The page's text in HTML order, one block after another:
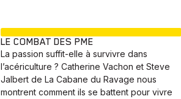
LE COMBAT DES PME
La passion suffit-elle à survivre dans
l’acériculture ? Catherine Vachon et Steve
Jalbert de La Cabane du Ravage nous
montrent comment ils se battent pour vivre